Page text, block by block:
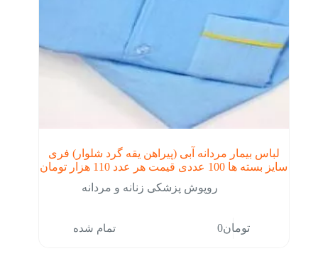
لباس بیمار مردانه آبی (پیراهن یقه گرد شلوار) فری
سایز بسته ها 100 عددی قیمت هر عدد 110 هزار تومان
روپوش پزشکی زنانه و مردانه
تومان0 تمام شده